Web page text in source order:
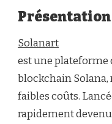
Solanart
est une plateforme
blockchain Solana,
faibles coûts.
rapidement